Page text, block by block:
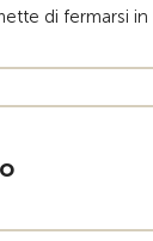
di fermarsi in